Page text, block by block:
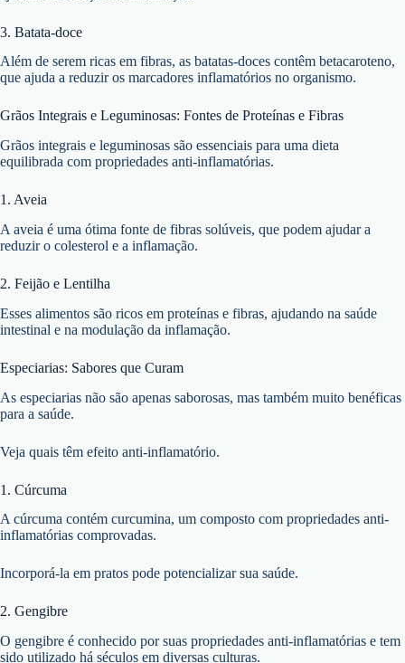
3. Batata-doce
Além de serem ricas em fibras, as batatas-doces contêm betacaroteno,
que ajuda a reduzir os marcadores inflamatórios no organismo.
Grãos Integrais e Leguminosas: Fontes de Proteínas e Fibras
Grãos integrais e leguminosas são essenciais para uma dieta
equilibrada com propriedades anti-inflamatórias.
1. Aveia
A aveia é uma ótima fonte de fibras solúveis, que podem ajudar a
reduzir o colesterol e a inflamação.
2. Feijão e Lentilha
Esses alimentos são ricos em proteínas e fibras, ajudando na saúde
intestinal e na modulação da inflamação.
Especiarias: Sabores que Curam
As especiarias não são apenas saborosas, mas também muito benéficas
para a saúde.
Veja quais têm efeito anti-inflamatório.
1. Cúrcuma
A cúrcuma contém curcumina, um composto com propriedades anti-
inflamatórias comprovadas.
Incorporá-la em pratos pode potencializar sua saúde.
2. Gengibre
O gengibre é conhecido por suas propriedades anti-inflamatórias e tem
sido utilizado há séculos em diversas culturas.